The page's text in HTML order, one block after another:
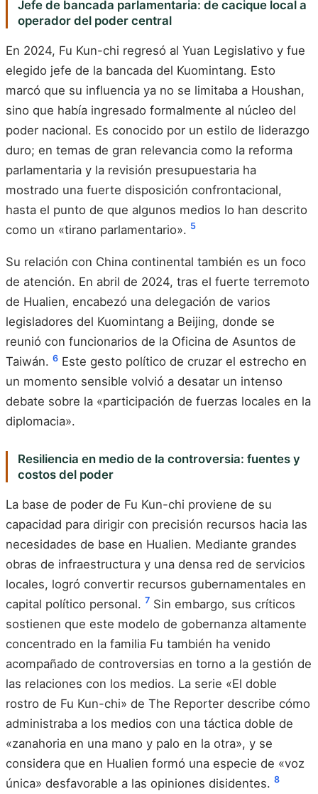
Jefe de bancada parlamentaria: de cacique local a
operador del poder central
En 2024, Fu Kun-chi regresó al Yuan Legislativo y fue
elegido jefe de la bancada del Kuomintang. Esto
marcó que su influencia ya no se limitaba a Houshan,
sino que había ingresado formalmente al núcleo del
poder nacional. Es conocido por un estilo de liderazgo
duro; en temas de gran relevancia como la reforma
parlamentaria y la revisión presupuestaria ha
mostrado una fuerte disposición confrontacional,
hasta el punto de que algunos medios lo han descrito
como un «tirano parlamentario». 5
Su relación con China continental también es un foco
de atención. En abril de 2024, tras el fuerte terremoto
de Hualien, encabezó una delegación de varios
legisladores del Kuomintang a Beijing, donde se
reunió con funcionarios de la Oficina de Asuntos de
Taiwán. 6 Este gesto político de cruzar el estrecho en
un momento sensible volvió a desatar un intenso
debate sobre la «participación de fuerzas locales en la
diplomacia».
Resiliencia en medio de la controversia: fuentes y
costos del poder
La base de poder de Fu Kun-chi proviene de su
capacidad para dirigir con precisión recursos hacia las
necesidades de base en Hualien. Mediante grandes
obras de infraestructura y una densa red de servicios
locales, logró convertir recursos gubernamentales en
capital político personal. 7 Sin embargo, sus críticos
sostienen que este modelo de gobernanza altamente
concentrado en la familia Fu también ha venido
acompañado de controversias en torno a la gestión de
las relaciones con los medios. La serie «El doble
rostro de Fu Kun-chi» de The Reporter describe cómo
administraba a los medios con una táctica doble de
«zanahoria en una mano y palo en la otra», y se
considera que en Hualien formó una especie de «voz
única» desfavorable a las opiniones disidentes. 8